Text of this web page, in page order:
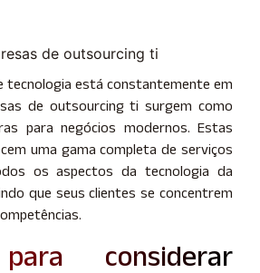
tecnologia está constantemente em
de outsourcing ti surgem como
para negócios modernos. Estas
uma gama completa de serviços
os aspectos da tecnologia da
que seus clientes se concentrem
considerar